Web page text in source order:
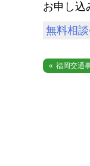
お申し込
無料相
投福岡交通